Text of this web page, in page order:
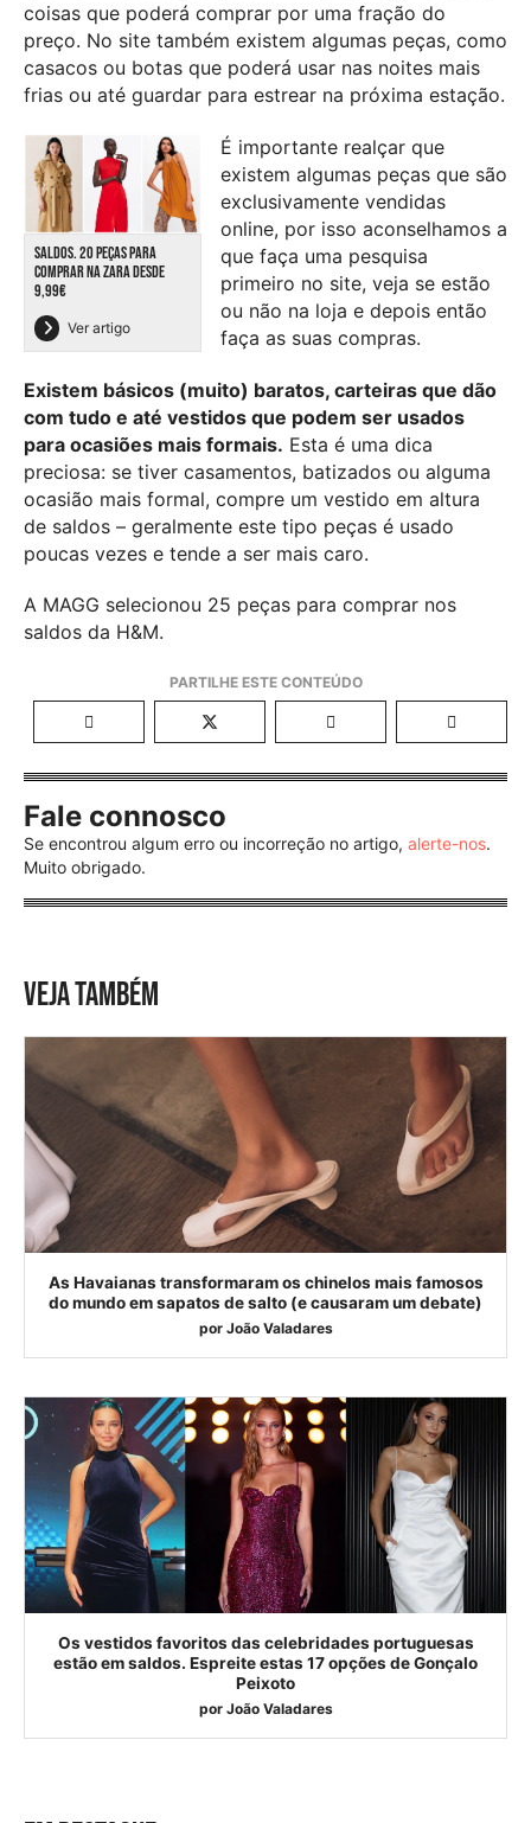
coisas que poderá comprar por uma fração do
preço. No site também existem algumas peças, como
casacos ou botas que poderá usar nas noites mais
frias ou até guardar para estrear na próxima estação.
SALDOS. 20 PEÇAS PARA
COMPRAR NA ZARA DESDE
9,99€
Ver artigo
É importante realçar que
existem algumas peças que são
exclusivamente vendidas
online, por isso aconselhamos a
que faça uma pesquisa
primeiro no site, veja se estão
ou não na loja e depois então
faça as suas compras.
Existem básicos (muito) baratos, carteiras que dão
com tudo e até vestidos que podem ser usados
para ocasiões mais formais. Esta é uma dica
preciosa: se tiver casamentos, batizados ou alguma
ocasião mais formal, compre um vestido em altura
de saldos – geralmente este tipo peças é usado
poucas vezes e tende a ser mais caro.
A MAGG selecionou 25 peças para comprar nos
saldos da H&M.
Fale connosco
Se encontrou algum erro ou incorreção no artigo, alerte-nos.
Muito obrigado.
VEJA TAMBÉM
As Havaianas transformaram os chinelos mais famosos
do mundo em sapatos de salto (e causaram um debate)
por João Valadares
Os vestidos favoritos das celebridades portuguesas
estão em saldos. Espreite estas 17 opções de Gonçalo
Peixoto
por João Valadares